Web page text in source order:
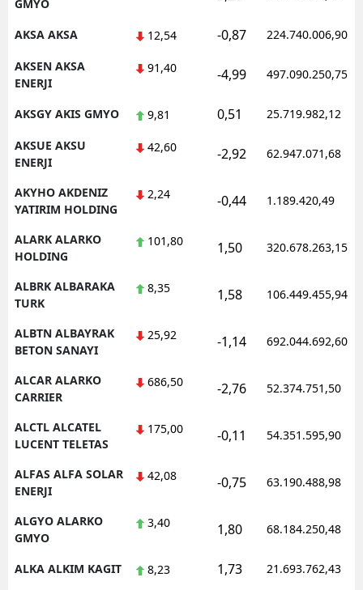
Sinop
Tokat
Uşak
Zonguldak
GMYO
AKSA AKSA 12,54 -0,87 224.740.006,90
AKSEN AKSA
ENERJI
91,40 -4,99 497.090.250,75
AKSGY AKIS GMYO 9,81 0,51 25.719.982,12
AKSUE AKSU
ENERJI
42,60 -2,92 62.947.071,68
AKYHO AKDENIZ
YATIRIM HOLDING
2,24 -0,44 1.189.420,49
ALARK ALARKO
HOLDING
101,80 1,50 320.678.263,15
ALBRK ALBARAKA
TURK
8,35 1,58 106.449.455,94
ALBTN ALBAYRAK
BETON SANAYI
25,92 -1,14 692.044.692,60
ALCAR ALARKO
CARRIER
686,50 -2,76 52.374.751,50
ALCTL ALCATEL
LUCENT TELETAS
175,00 -0,11 54.351.595,90
ALFAS ALFA SOLAR
ENERJI
42,08 -0,75 63.190.488,98
ALGYO ALARKO
GMYO
3,40 1,80 68.184.250,48
ALKA ALKIM KAGIT 8,23 1,73 21.693.762,43